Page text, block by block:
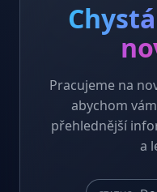
Pracujeme na
abychom
přehlednější
a